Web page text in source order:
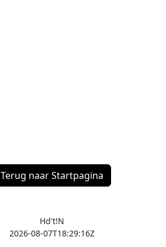
Terug naar Startpagina
Hd't!N
2026-08-07T18:29:16Z